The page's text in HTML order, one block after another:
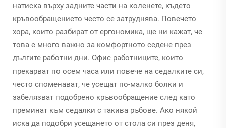
натиска върху задните части на коленете, където
кръвообращението често се затруднява. Повечето
хора, които разбират от ергономика, ще ни кажат, че
това е много важно за комфортното седене през
дългите работни дни. Офис работниците, които
прекарват по осем часа или повече на седалките си,
често споменават, че усещат по-малко болки и
забелязват подобрено кръвообращение след като
преминат към седалки с такива ръбове. Ако някой
иска да подобри усещането от стола си през деня,